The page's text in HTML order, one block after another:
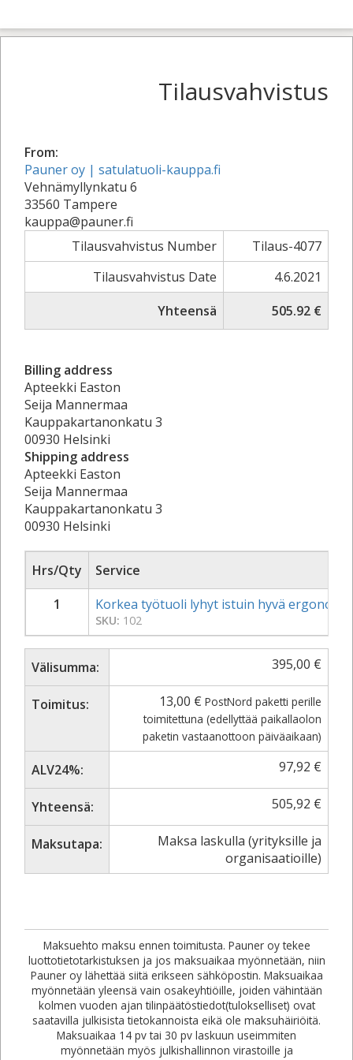
Tilausvahvistus
From:
Pauner oy | satulatuoli-kauppa.fi
Vehnämyllynkatu 6
33560 Tampere
kauppa@pauner.fi
Tilausvahvistus Number
Tilaus-4077
Tilausvahvistus Date
4.6.2021
Yhteensä
505.92 €
Billing address
Apteekki Easton
Seija Mannermaa
Kauppakartanonkatu 3
00930 Helsinki
Shipping address
Apteekki Easton
Seija Mannermaa
Kauppakartanonkatu 3
00930 Helsinki
Hrs/Qty
Service
1
Korkea työtuoli lyhyt istuin hyvä
SKU: 102
Välisumma: 395,00 €
Toimitus: 13,00 € PostNord paketti perille
toimitettuna (edellyttää paikallaolon
paketin vastaanottoon päiväaikaan)
ALV24%: 97,92 €
Yhteensä: 505,92 €
Maksutapa:
Maksa laskulla (yrityksille ja
organisaatioille)
Maksuehto maksu ennen toimitusta. Pauner oy tekee
luottotietotarkistuksen ja jos maksuaikaa myönnetään, niin
Pauner oy lähettää siitä erikseen sähköpostin. Maksuaikaa
myönnetään yleensä vain osakeyhtiöille, joiden vähintään
kolmen vuoden ajan tilinpäätöstiedot(tulokselliset) ovat
saatavilla julkisista tietokannoista eikä ole maksuhäiriöitä.
Maksuaikaa 14 pv tai 30 pv laskuun useimmiten
myönnetään myös julkishallinnon virastoille ja